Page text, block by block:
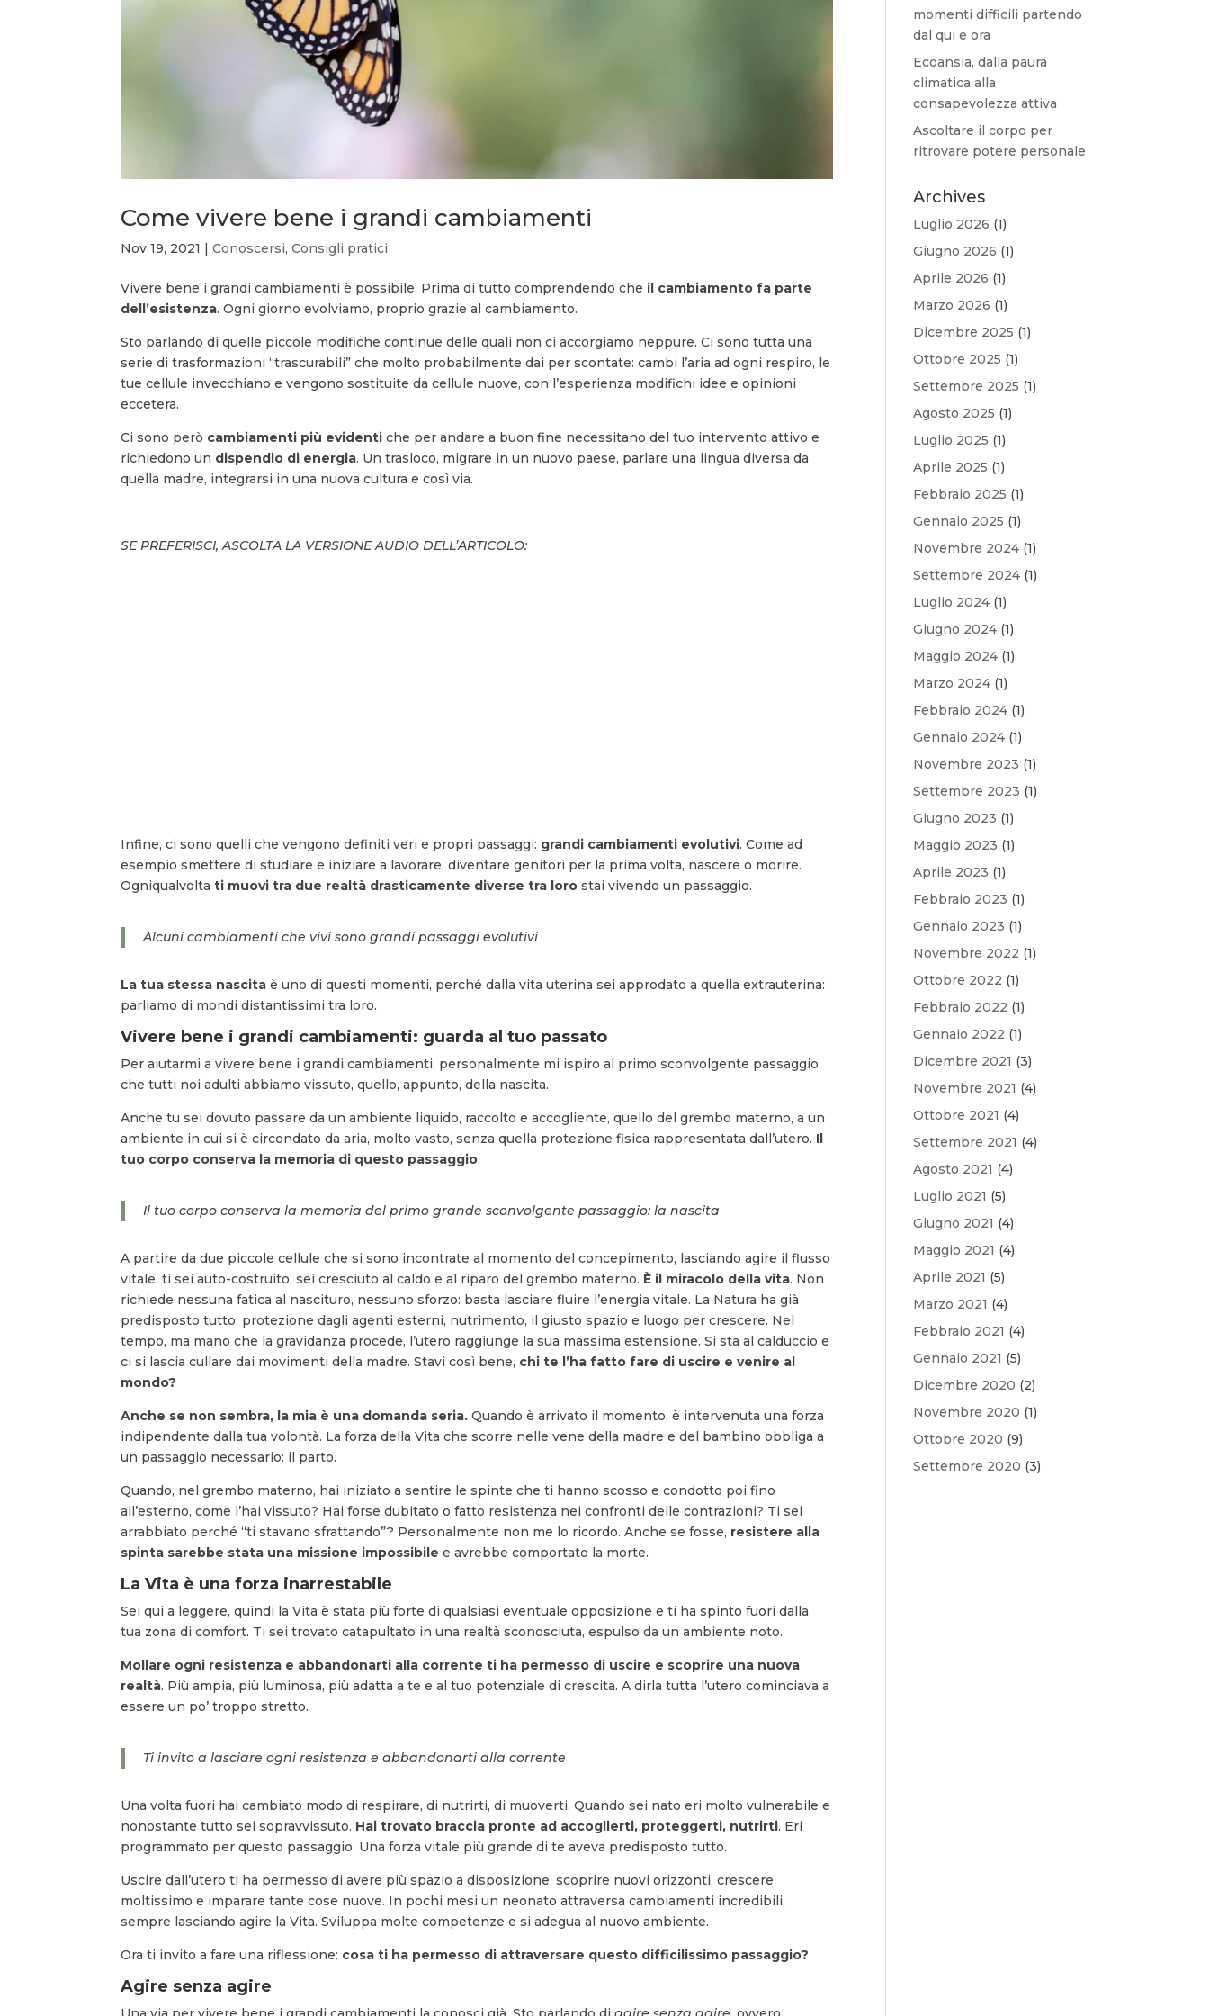
Come vivere bene i grandi cambiamenti
Nov 19, 2021 |Conoscersi,Consigli pratici
Vivere bene i grandi cambiamenti è possibile. Prima di tutto comprendendo che il cambiamento fa parte
dell’esistenza. Ogni giorno evolviamo, proprio grazie al cambiamento.
Sto parlando di quelle piccole modifiche continue delle quali non ci accorgiamo neppure. Ci sono tutta una
serie di trasformazioni “trascurabili” che molto probabilmente dai per scontate: cambi l’aria ad ogni respiro, le
tue cellule invecchiano e vengono sostituite da cellule nuove, con l’esperienza modifichi idee e opinioni
eccetera.
Ci sono però cambiamenti più evidenti che per andare a buon fine necessitano del tuo intervento attivo e
richiedono un dispendio di energia. Un trasloco, migrare in un nuovo paese, parlare una lingua diversa da
quella madre, integrarsi in una nuova cultura e così via.
SE PREFERISCI, ASCOLTA LA VERSIONE AUDIO DELL’ARTICOLO:
Infine, ci sono quelli che vengono definiti veri e propri passaggi: grandi cambiamenti evolutivi. Come ad
esempio smettere di studiare e iniziare a lavorare, diventare genitori per la prima volta, nascere o morire.
Ogniqualvoltati muovi tra due realtà drasticamente diverse tra loro stai vivendo un passaggio.
Alcuni cambiamenti che vivi sono grandi passaggi evolutivi
La tua stessa nascita è uno di questi momenti, perché dalla vita uterina sei approdato a quella extrauterina:
parliamo di mondi distantissimi tra loro.
Vivere bene i grandi cambiamenti: guarda al tuo passato
Per aiutarmi a vivere bene i grandi cambiamenti, personalmente mi ispiro al primo sconvolgente passaggio
che tutti noi adulti abbiamo vissuto, quello, appunto, della nascita.
Anche tu sei dovuto passare da un ambiente liquido, raccolto e accogliente, quello del grembo materno, a un
ambiente in cui si è circondato da aria, molto vasto, senza quella protezione fisica rappresentata dall’utero. Il
tuo corpo conserva la memoria di questo passaggio.
Il tuo corpo conserva la memoria del primo grande sconvolgente passaggio: la nascita
A partire da due piccole cellule che si sono incontrate al momento del concepimento, lasciando agire il flusso
vitale, ti sei auto-costruito, sei cresciuto al caldo e al riparo del grembo materno. È il miracolo della vita. Non
richiede nessuna fatica al nascituro, nessuno sforzo: basta lasciare fluire l’energia vitale. La Natura ha già
predisposto tutto: protezione dagli agenti esterni, nutrimento, il giusto spazio e luogo per crescere. Nel
tempo, ma mano che la gravidanza procede, l’utero raggiunge la sua massima estensione. Si sta al calduccio e
ci si lascia cullare dai movimenti della madre. Stavi così bene, chi te l’ha fatto fare di uscire e venire al
mondo?
Anche se non sembra, la mia è una domanda seria. Quando è arrivato il momento, è intervenuta una forza
indipendente dalla tua volontà. La forza della Vita che scorre nelle vene della madre e del bambino obbliga a
un passaggio necessario: il parto.
Quando, nel grembo materno, hai iniziato a sentire le spinte che ti hanno scosso e condotto poi fino
all’esterno, come l’hai vissuto? Hai forse dubitato o fatto resistenza nei confronti delle contrazioni? Ti sei
arrabbiato perché “ti stavano sfrattando”? Personalmente non me lo ricordo. Anche se fosse, resistere alla
spinta sarebbe stata una missione impossibile e avrebbe comportato la morte.
La Vita è una forza inarrestabile
Sei qui a leggere, quindi la Vita è stata più forte di qualsiasi eventuale opposizione e ti ha spinto fuori dalla
tua zona di comfort. Ti sei trovato catapultato in una realtà sconosciuta, espulso da un ambiente noto.
Mollare ogni resistenza e abbandonarti alla corrente ti ha permesso di uscire e scoprire una nuova
realtà. Più ampia, più luminosa, più adatta a te e al tuo potenziale di crescita. A dirla tutta l’utero cominciava a
essere un po’ troppo stretto.
Ti invito a lasciare ogni resistenza e abbandonarti alla corrente
Una volta fuori hai cambiato modo di respirare, di nutrirti, di muoverti. Quando sei nato eri molto vulnerabile e
nonostante tutto sei sopravvissuto. Hai trovato braccia pronte ad accoglierti, proteggerti, nutrirti. Eri
programmato per questo passaggio. Una forza vitale più grande di te aveva predisposto tutto.
Uscire dall’utero ti ha permesso di avere più spazio a disposizione, scoprire nuovi orizzonti, crescere
moltissimo e imparare tante cose nuove. In pochi mesi un neonato attraversa cambiamenti incredibili,
sempre lasciando agire la Vita. Sviluppa molte competenze e si adegua al nuovo ambiente.
Ora ti invito a fare una riflessione: cosa ti ha permesso di attraversare questo difficilissimo passaggio?
Agire senza agire
momenti difficili partendo
dal qui e ora
Ecoansia, dalla paura
climatica alla
consapevolezza attiva
Ascoltare il corpo per
ritrovare potere personale
Archives
Luglio 2026 (1)
Giugno 2026 (1)
Aprile 2026 (1)
Marzo 2026 (1)
Dicembre 2025 (1)
Ottobre 2025 (1)
Settembre 2025 (1)
Agosto 2025 (1)
Luglio 2025 (1)
Aprile 2025 (1)
Febbraio 2025 (1)
Gennaio 2025 (1)
Novembre 2024 (1)
Settembre 2024 (1)
Luglio 2024 (1)
Giugno 2024 (1)
Maggio 2024 (1)
Marzo 2024 (1)
Febbraio 2024 (1)
Gennaio 2024 (1)
Novembre 2023 (1)
Settembre 2023 (1)
Giugno 2023 (1)
Maggio 2023 (1)
Aprile 2023 (1)
Febbraio 2023 (1)
Gennaio 2023 (1)
Novembre 2022 (1)
Ottobre 2022 (1)
Febbraio 2022 (1)
Gennaio 2022 (1)
Dicembre 2021 (3)
Novembre 2021 (4)
Ottobre 2021 (4)
Settembre 2021 (4)
Agosto 2021 (4)
Luglio 2021 (5)
Giugno 2021 (4)
Maggio 2021 (4)
Aprile 2021 (5)
Marzo 2021 (4)
Febbraio 2021 (4)
Gennaio 2021 (5)
Dicembre 2020 (2)
Novembre 2020 (1)
Ottobre 2020 (9)
Settembre 2020 (3)